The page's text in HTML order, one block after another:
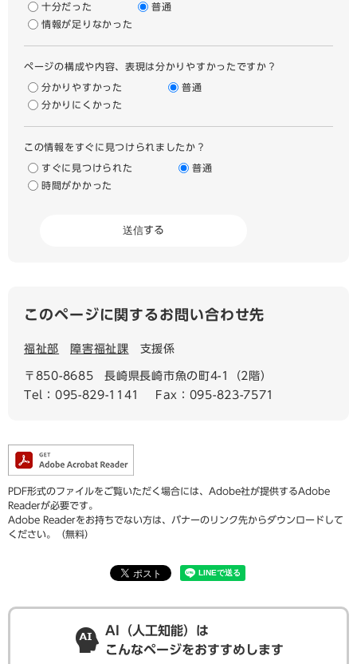
十分だった
普通
情報が足りなかった
ページの構成や内容、表現は分かりやすかったですか？
分かりやすかった
普通
分かりにくかった
この情報をすぐに見つけられましたか？
すぐに見つけられた
普通
時間がかかった
このページに関するお問い合わせ先
福祉部 障害福祉課 支援係
〒850-8685
長崎県長崎市魚の町4-1（2階）
Tel：095-829-1141
Fax：095-823-7571
PDF形式のファイルをご覧いただく場合には、Adobe社が提供するAdobe
Readerが必要です。
Adobe Readerをお持ちでない方は、バナーのリンク先からダウンロードして
ください。（無料）
AI（人工知能）は
こんなページをおすすめします